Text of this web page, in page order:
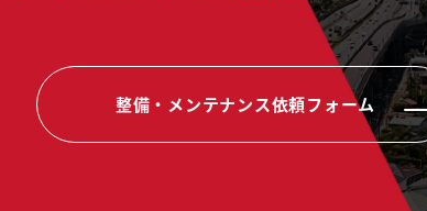
整備・メンテナンス依頼フォーム